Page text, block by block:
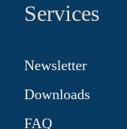
Services
Newsletter
Downloads
FAQ